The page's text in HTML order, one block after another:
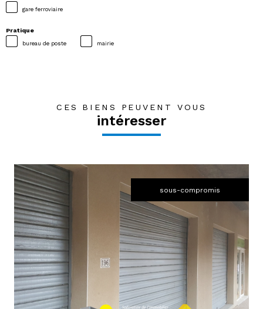
gare ferroviaire
Pratique
bureau de poste mairie
CES BIENS PEUVENT VOUS
intéresser
sous-compromis
voir le bien